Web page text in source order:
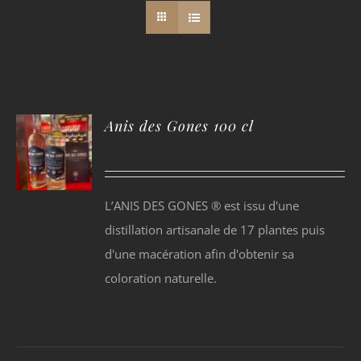
Anis des Gones 100 cl
L’ANIS DES GONES ® est issu d'une
distillation artisanale de 17 plantes puis
d'une macération afin d'obtenir sa
coloration naturelle.